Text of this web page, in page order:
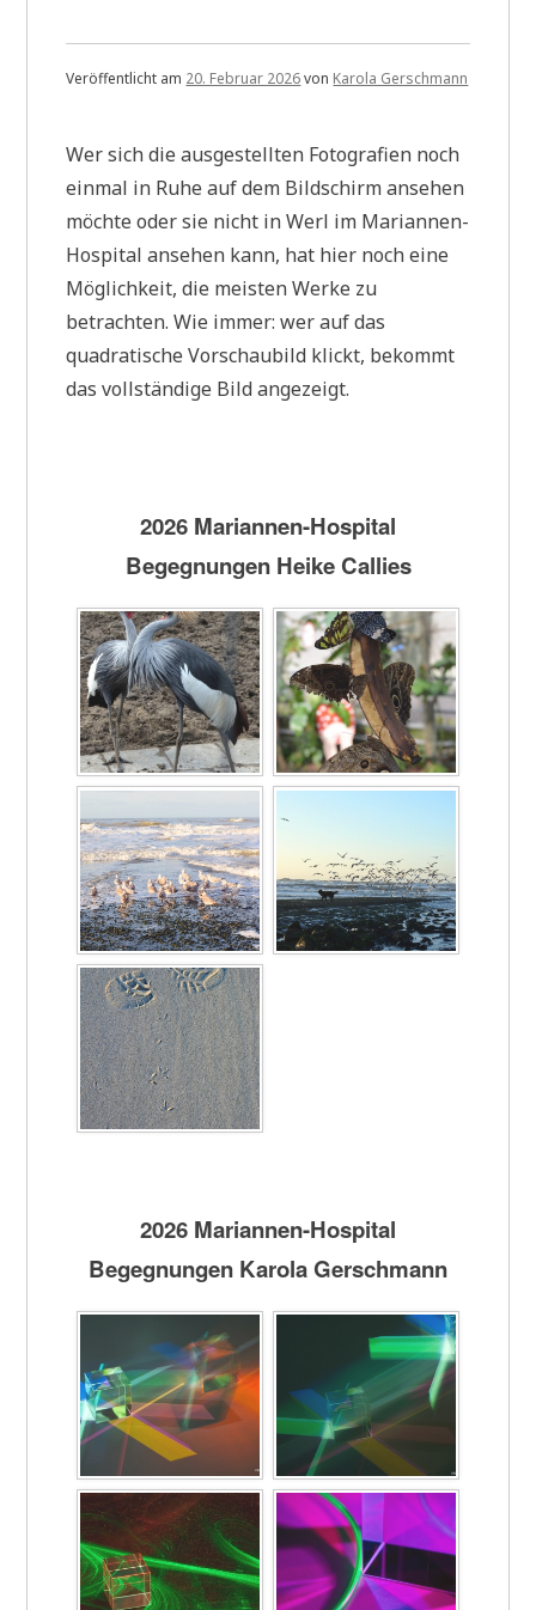
Veröffentlicht am 20. Februar 2026von Karola Gerschmann
Wer sich die ausgestellten Fotografien noch
einmal in Ruhe auf dem Bildschirm ansehen
möchte oder sie nicht in Werl im Mariannen-
Hospital ansehen kann, hat hier noch eine
Möglichkeit, die meisten Werke zu
betrachten. Wie immer: wer auf das
quadratische Vorschaubild klickt, bekommt
das vollständige Bild angezeigt.
2026 Mariannen-Hospital
Begegnungen Heike Callies
2026 Mariannen-Hospital
Begegnungen Karola Gerschmann